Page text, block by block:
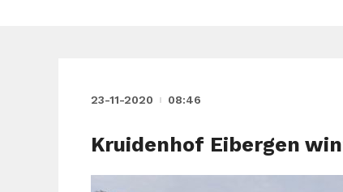
23-11-2020 08:46
Kruidenhof Eibergen